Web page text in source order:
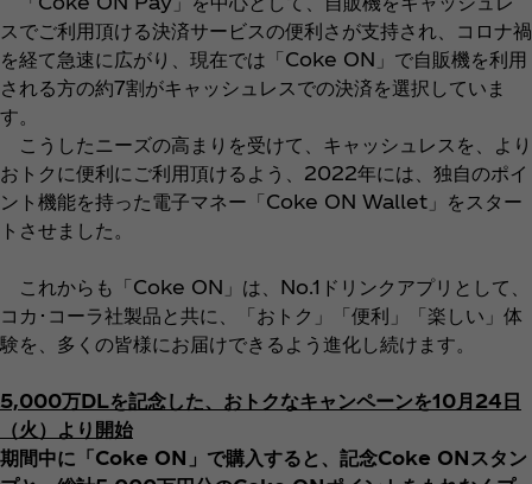
スでご利用頂ける決済サービスの便利さが支持され、コロナ禍
を経て急速に広がり、現在では「Coke ON」で自販機を利用
される方の約7割がキャッシュレスでの決済を選択していま
す。
こうしたニーズの高まりを受けて、キャッシュレスを、より
おトクに便利にご利用頂けるよう、2022年には、独自のポイ
ント機能を持った電子マネー「Coke ON Wallet」をスター
トさせました。
これからも「Coke ON」は、No.1ドリンクアプリとして、
コカ･コーラ社製品と共に、「おトク」「便利」「楽しい」体
験を、多くの皆様にお届けできるよう進化し続けます。
5,000万DLを記念した、おトクなキャンペーンを10月24日
（火）より開始
期間中に「Coke ON」で購入すると、記念Coke ONスタン